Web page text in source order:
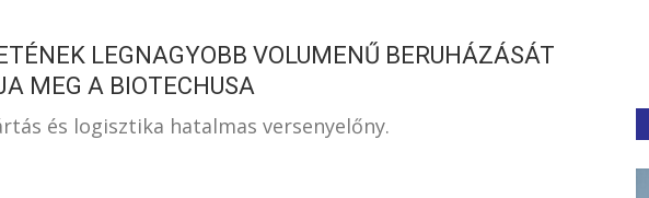
LEGNAGYOBB VOLUMENŰ BERUHÁZÁSÁT
MEG A BIOTECHUSA
és logisztika hatalmas versenyelőny.